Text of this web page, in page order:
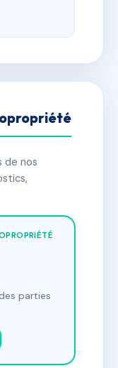
de nos
parties